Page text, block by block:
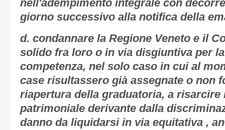
nell'adempimento integrale con
giorno successivo alla notifica della
d. condannare la Regione Veneto e il
solido fra loro o in via disgiuntiva per
competenza, nel solo caso in cui al
case risultassero già assegnate o non
riapertura della graduatoria, a risarcire
patrimoniale derivante dalla
danno da liquidarsi in via equitativa ,